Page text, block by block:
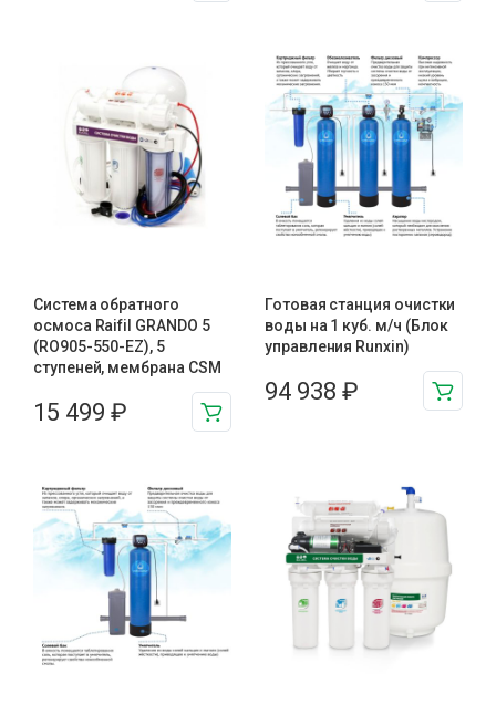
Система обратного
осмоса Raifil GRANDO 5
(RO905-550-EZ), 5
ступеней, мембрана CSM
15 499 ₽
Готовая станция очистки
воды на 1 куб. м/ч (Блок
управления Runxin)
94 938 ₽